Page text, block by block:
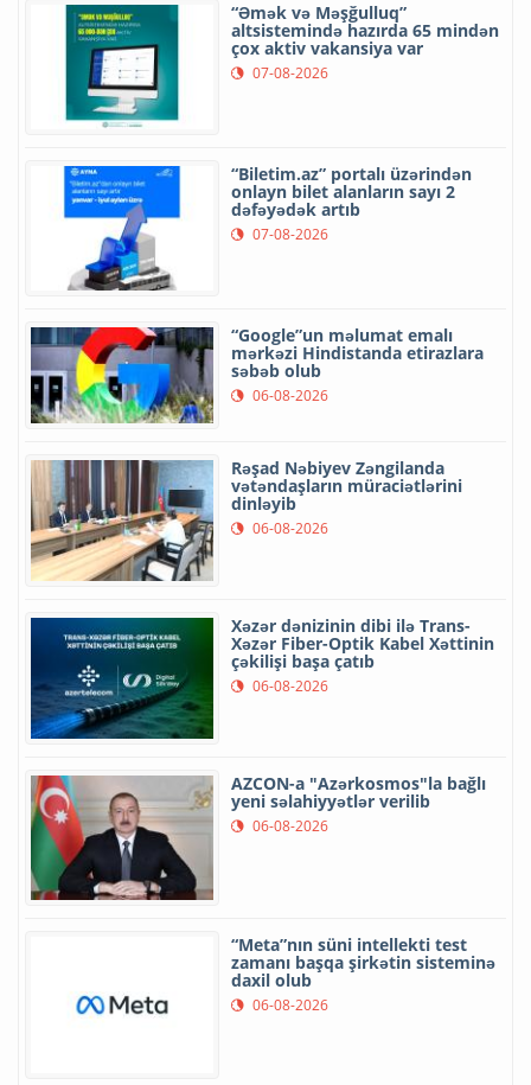
“Əmək və Məşğulluq”
altsistemində hazırda 65 mindən
çox aktiv vakansiya var
07-08-2026
“Biletim.az” portalı üzərindən
onlayn bilet alanların sayı 2
dəfəyədək artıb
07-08-2026
“Google”un məlumat emalı
mərkəzi Hindistanda etirazlara
səbəb olub
06-08-2026
Rəşad Nəbiyev Zəngilanda
vətəndaşların müraciətlərini
dinləyib
06-08-2026
Xəzər dənizinin dibi ilə Trans-
Xəzər Fiber-Optik Kabel Xəttinin
çəkilişi başa çatıb
06-08-2026
AZCON-a "Azərkosmos"la bağlı
yeni səlahiyyətlər verilib
06-08-2026
“Meta”nın süni intellekti test
zamanı başqa şirkətin sisteminə
daxil olub
06-08-2026